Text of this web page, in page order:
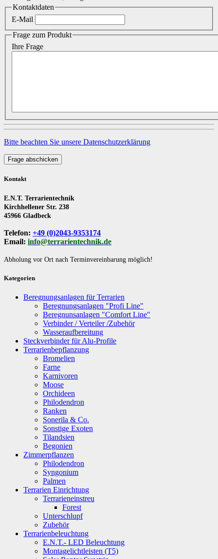
Kontaktdaten
E-Mail
Frage zum Produkt
Ihre Frage
Bitte beachten Sie unsere Datenschutzerklärung
Frage abschicken
Kontakt
E.N.T. Terrarientechnik
Kirchhellener Str. 238
45966 Gladbeck
Telefon: +49 (0)2043-9353174
Email: info@terrarientechnik.de
Abholung vor Ort nach Terminvereinbarung möglich!
Kategorien
Beregnungsanlagen für Terrarien
Beregnungsanlagen "Profi Line"
Beregnunsanlagen "Comfort Line"
Verbinder / Verteiler /Zubehör
Wasseraufbereitung
Steckverbinder für Alu-Profile
Terrarienbepflanzung
Bromelien
Farne
Karnivoren
Moose
Orchideen
Philodendron
Ranken
Sonerila & Co.
Sonstige Exoten
Tilandsien
Begonien
Zimmerpflanzen
Philodendron
Syngonium
Palmen
Terrarien Einrichtung
Terrarieneinstreu
Forest
Unterschlupf
Zubehör
Terrarienbeleuchtung
E.N.T.- LED Beleuchtung
Montagelichtleisten (T5)